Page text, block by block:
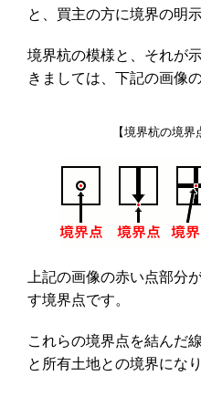
と、買主の方に境界の明
境界杭の模様と、それが
きましては、下記の画像
【境界杭の境界
上記の画像の赤い点部分
す境界点です。
これらの境界点を結んだ
と所有土地との境界になり